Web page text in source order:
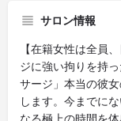
サロン情報
【在籍女性は全員
ジに強い拘りを持
サージ」本当の彼
します。今までに
なる極上の時間を体